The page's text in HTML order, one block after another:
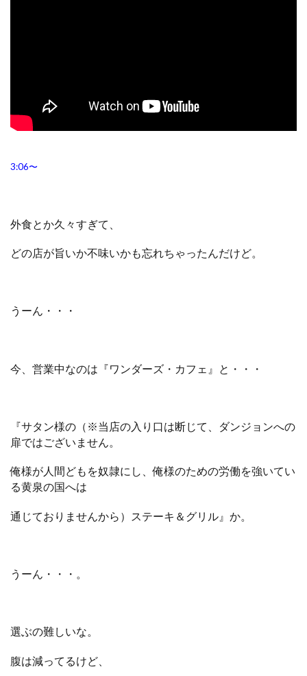
3:06〜
外食とか久々すぎて、
どの店が旨いか不味いかも忘れちゃったんだけど。
うーん・・・
今、営業中なのは『ワンダーズ・カフェ』と・・・
『サタン様の（※当店の入り口は断じて、ダンジョンへの
扉ではございません。
俺様が人間どもを奴隷にし、俺様のための労働を強いてい
る黄泉の国へは
通じておりませんから）ステーキ＆グリル』か。
うーん・・・。
選ぶの難しいな。
腹は減ってるけど、